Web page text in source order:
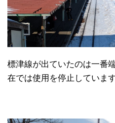
標津線が出ていたのは一番
在では使用を停止しています